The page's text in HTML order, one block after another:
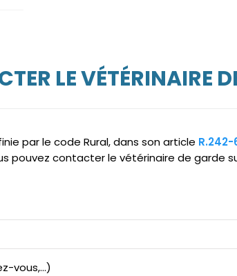
LE VÉTÉRINAIRE
par le code Rural, dans son article R.242-
contacter le vétérinaire de garde sur
vous,...)